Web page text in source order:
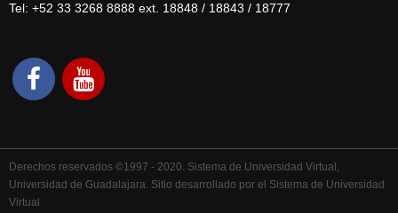
Tel: +52 33 3268 8888‏ ext. 18848 / 18843 / 18777
Derechos reservados ©1997 - 2020. Sistema de Universidad Virtual,
Universidad de Guadalajara. Sitio desarrollado por el Sistema de Universidad
Virtual